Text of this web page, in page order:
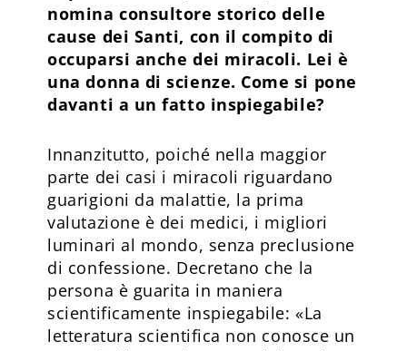
nomina consultore storico delle
cause dei Santi, con il compito di
occuparsi anche dei miracoli. Lei è
una donna di scienze. Come si pone
davanti a un fatto inspiegabile?
Innanzitutto, poiché nella maggior
parte dei casi i miracoli riguardano
guarigioni da malattie, la prima
valutazione è dei medici, i migliori
luminari al mondo, senza preclusione
di confessione. Decretano che la
persona è guarita in maniera
scientificamente inspiegabile: «La
letteratura scientifica non conosce un